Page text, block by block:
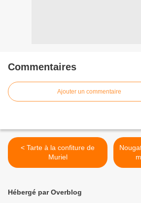
Commentaires
Ajouter un commentaire
< Tarte à la confiture de
Muriel
Hébergé par Overblog